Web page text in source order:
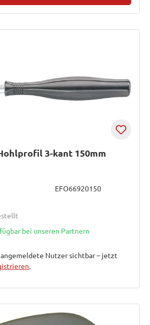
3-kant 150mm
EFO66920150
bei unseren Partnern
Nutzer sichtbar – jetzt
.